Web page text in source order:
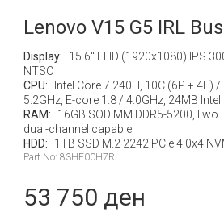
Lenovo V15 G5 IRL
Display:
15.6" FHD (1920x1080) IPS
NTSC
CPU:
Intel Core 7 240H, 10C (6P + 4E)
5.2GHz, E-core 1.8 / 4.0GHz, 24MB
RAM:
16GB SODIMM DDR5-5200,Two
dual-channel capable
HDD:
1TB SSD M.2 2242 PCIe 4.0x4
Part No: 83HF00H7RI
53 750 ден